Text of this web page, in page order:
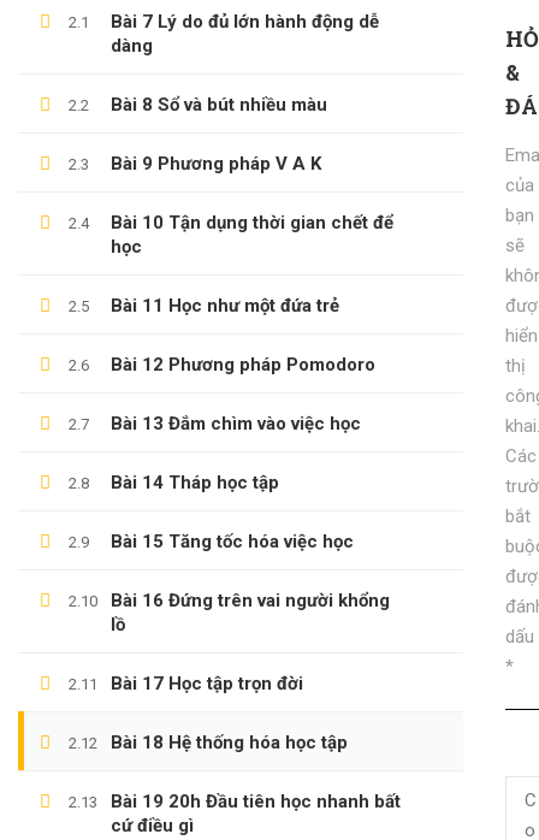
2.1
Bài 7 Lý do đủ lớn hành động dễ
dàng
2.2 Bài 8 Sổ và bút nhiều màu
2.3 Bài 9 Phương pháp V A K
2.4
Bài 10 Tận dụng thời gian chết để
học
2.5 Bài 11 Học như một đứa trẻ
2.6 Bài 12 Phương pháp Pomodoro
2.7 Bài 13 Đắm chìm vào việc học
2.8 Bài 14 Tháp học tập
2.9 Bài 15 Tăng tốc hóa việc học
2.10
Bài 16 Đứng trên vai người khổng
lồ
2.11 Bài 17 Học tập trọn đời
2.12 Bài 18 Hệ thống hóa học tập
2.13
Bài 19 20h Đầu tiên học nhanh bất
cứ điều gì
&
của
bạn
sẽ
hiển
thị
khai.
Các
bắt
dấu
*
Tổng Quan Về Khởi Nghiệp
199,000 ₫
KỸ NĂNG KỶ LUẬT BẢN THÂN